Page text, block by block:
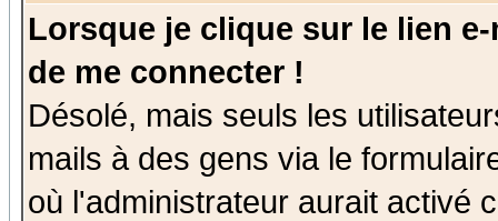
Lorsque je clique sur le lien
de me connecter !
Désolé, mais seuls les
mails à des gens via le
où l'administrateur aurait activé